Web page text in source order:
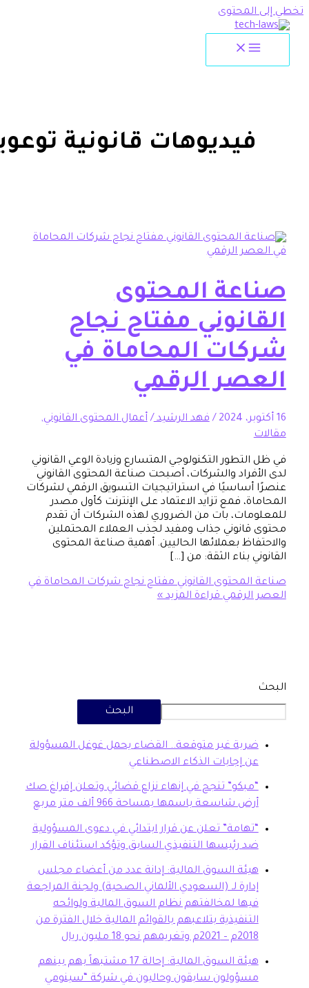
قانونية توعوية
المحتوى
مفتاح نجاح
المحاماة في
الرقمي
/فهد الرشيد/أعمال المحتوى القانوني,
التكنولوجي المتسارع وزيادة الوعي القانوني
والشركات، أصبحت صناعة المحتوى القانوني
في استراتيجيات التسويق الرقمي لشركات
فمع تزايد الاعتماد على الإنترنت كأول مصدر
بات من الضروري لهذه الشركات أن تقدم
جذاب ومفيد لجذب العملاء المحتملين
بعملائها الحاليين. أهمية صناعة المحتوى
بناء الثقة: من […]
القانوني مفتاح نجاح شركات المحاماة في
قراءة المزيد »
غير متوقعة.. القضاء يحمل غوغل المسؤولة
إجابات الذكاء الاصطناعي
تنجح في إنهاء نزاع قضائي وتعلن إفراغ صك
شاسعة باسمها بمساحة 966 ألف متر مربع
تعلن عن قرار ابتدائي في دعوى المسؤولية
رئيسها التنفيذي السابق وتؤكد استئناف القرار
السوق المالية: إدانة عدد من أعضاء مجلس
لـ (السعودي الألماني الصحية) ولجنة المراجعة
لمخالفتهم نظام السوق المالية ولوائحه
بتلاعبهم بالقوائم المالية خلال الفترة من
هيئة السوق المالية: إحالة 17 مشتبهاً بهم بينهم
سابقون وحاليون في شركة “سينومي